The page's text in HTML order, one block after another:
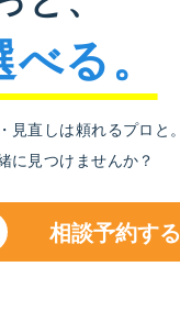
る。
見直しは頼れるプロと。
に見つけませんか？
相談予約する